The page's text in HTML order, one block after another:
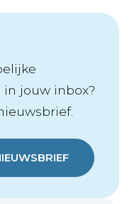
jouw inbox?